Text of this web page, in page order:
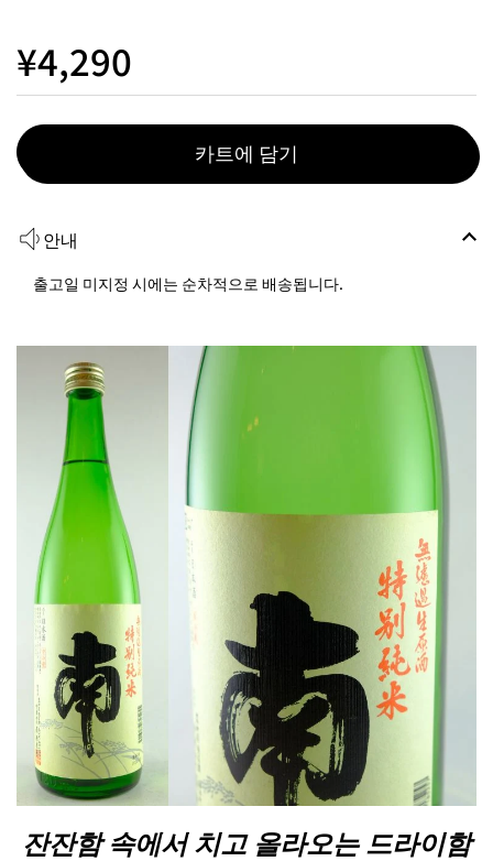
¥4,290
카트에 담기
안내
출고일 미지정 시에는 순차적으로 배송됩니다.
잔잔함 속에서 치고 올라오는 드라이함